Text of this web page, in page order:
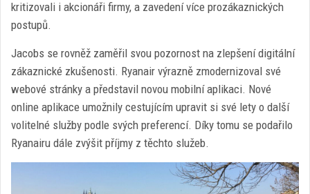
kritizovali i akcionáři firmy, a zavedení více prozákaznických
postupů.
Jacobs se rovněž zaměřil svou pozornost na zlepšení digitální
zákaznické zkušenosti. Ryanair výrazně zmodernizoval své
webové stránky a představil novou mobilní aplikaci. Nové
online aplikace umožnily cestujícím upravit si své lety o další
volitelné služby podle svých preferencí. Díky tomu se podařilo
Ryanairu dále zvýšit příjmy z těchto služeb.